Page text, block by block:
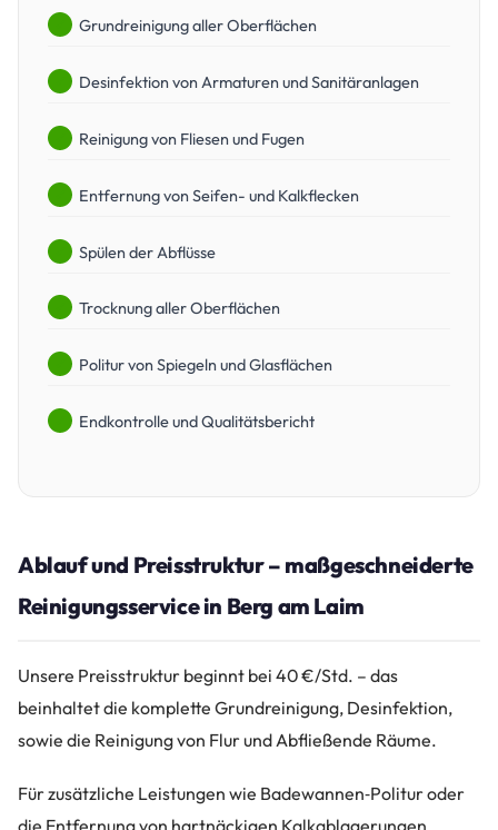
Grundreinigung aller Oberflächen
Desinfektion von Armaturen und Sanitäranlagen
Reinigung von Fliesen und Fugen
Entfernung von Seifen- und Kalkflecken
Spülen der Abflüsse
Trocknung aller Oberflächen
Politur von Spiegeln und Glasflächen
Endkontrolle und Qualitätsbericht
Ablauf und Preisstruktur – maßgeschneiderte
Reinigungsservice in Berg am Laim
Unsere Preisstruktur beginnt bei 40 €/Std. – das
beinhaltet die komplette Grundreinigung, Desinfektion,
sowie die Reinigung von Flur und Abfließende Räume.
Für zusätzliche Leistungen wie Badewannen‑Politur oder